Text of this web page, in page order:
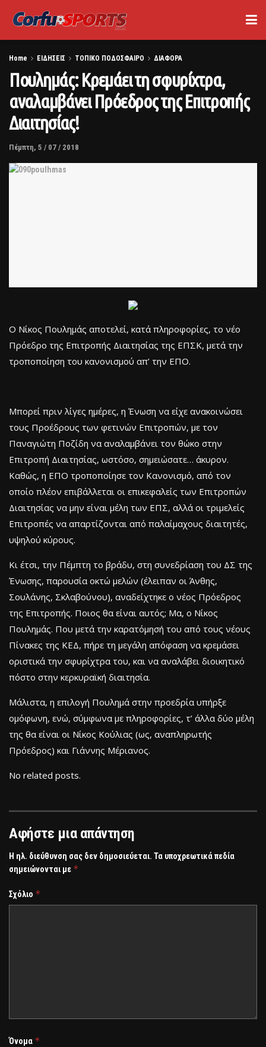
Home ΕΙΔΗΣΕΙΣ ΤΟΠΙΚΟ ΠΟΔΟΣΦΑΙΡΟ ΔΙΑΦΟΡΑ
Πουλημάς: Κρεμάει τη σφυρίχτρα,
αναλαμβάνει Πρόεδρος της Επιτροπής
Διαιτησίας!
Πέμπτη, 5 / 07 / 2018
Ο Νίκος Πουλημάς αποτελεί, κατά πληροφορίες, το νέο
Πρόεδρο της Επιτροπής Διαιτησίας της ΕΠΣΚ, μετά την
τροποποίηση του κανονισμού απ’ την ΕΠΟ.
Μπορεί πριν λίγες ημέρες, η Ένωση να είχε ανακοινώσει
τους Προέδρους των φετινών Επιτροπών, με τον
Παναγιώτη Ποζίδη να αναλαμβάνει τον θώκο στην
Επιτροπή Διαιτησίας, ωστόσο, σημειώσατε… άκυρον.
Καθώς, η ΕΠΟ τροποποίησε τον Κανονισμό, από τον
οποίο πλέον επιβάλλεται οι επικεφαλείς των Επιτροπών
Διαιτησίας να μην είναι μέλη των ΕΠΣ, αλλά οι τριμελείς
Επιτροπές να απαρτίζονται από παλαίμαχους διαιτητές,
υψηλού κύρους.
Κι έτσι, την Πέμπτη το βράδυ, στη συνεδρίαση του ΔΣ της
Ένωσης, παρουσία οκτώ μελών (έλειπαν οι Άνθης,
Σουλάνης, Σκλαβούνου), αναδείχτηκε ο νέος Πρόεδρος
της Επιτροπής. Ποιος θα είναι αυτός; Μα, ο Νίκος
Πουλημάς. Που μετά την καρατόμησή του από τους νέους
Πίνακες της ΚΕΔ, πήρε τη μεγάλη απόφαση να κρεμάσει
οριστικά την σφυρίχτρα του, και να αναλάβει διοικητικό
πόστο στην κερκυραϊκή διαιτησία.
Μάλιστα, η επιλογή Πουλημά στην προεδρία υπήρξε
ομόφωνη, ενώ, σύμφωνα με πληροφορίες, τ’ άλλα δύο μέλη
της θα είναι οι Νίκος Κούλιας (ως, αναπληρωτής
Πρόεδρος) και Γιάννης Μέριανος.
No related posts.
Αφήστε μια απάντηση
Η ηλ. διεύθυνση σας δεν δημοσιεύεται. Τα υποχρεωτικά πεδία
σημειώνονται με *
Σχόλιο *
Όνομα *